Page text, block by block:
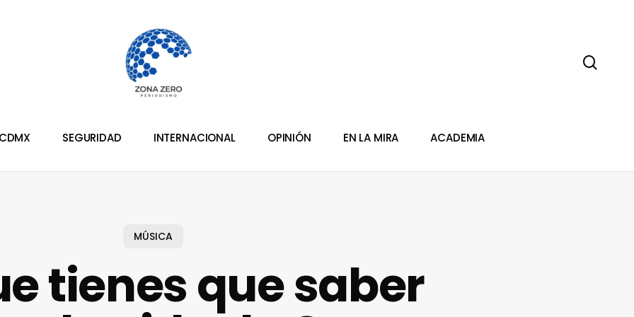
CDMX SEGURIDAD INTERNACIONAL OPINIÓN EN LA MIRA ACADEMIA
MÚSICA
tienes que saber